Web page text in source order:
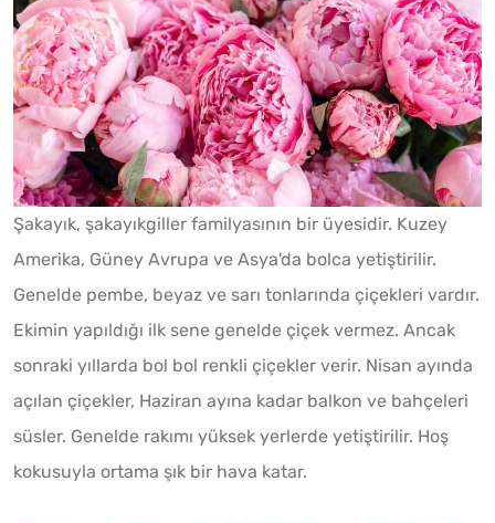
Şakayık, şakayıkgiller familyasının bir üyesidir. Kuzey
Amerika, Güney Avrupa ve Asya'da bolca yetiştirilir.
Genelde pembe, beyaz ve sarı tonlarında çiçekleri vardır.
Ekimin yapıldığı ilk sene genelde çiçek vermez. Ancak
sonraki yıllarda bol bol renkli çiçekler verir. Nisan ayında
açılan çiçekler, Haziran ayına kadar balkon ve bahçeleri
süsler. Genelde rakımı yüksek yerlerde yetiştirilir. Hoş
kokusuyla ortama şık bir hava katar.